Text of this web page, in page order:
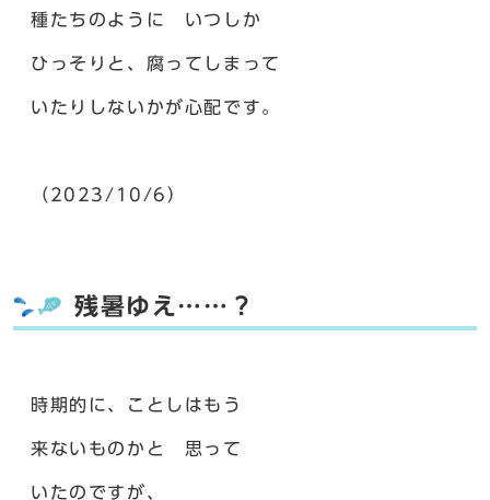
種たちのように いつしか
ひっそりと、腐ってしまって
いたりしないかが心配です。
（2023/10/6）
残暑ゆえ……？
時期的に、ことしはもう
来ないものかと 思って
いたのですが、